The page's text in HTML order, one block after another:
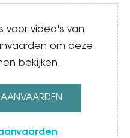
voor video's van
om deze
bekijken.